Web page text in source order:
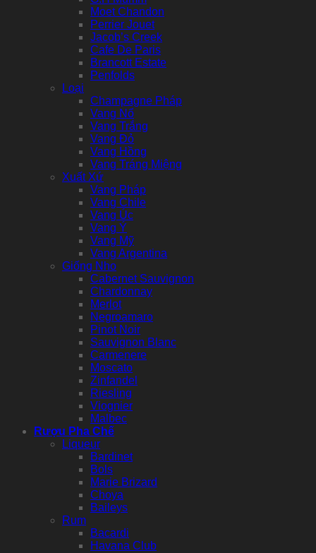
Moet Chandon
Perrier Jouet
Jacob’s Creek
Cafe De Paris
Brancott Estate
Penfolds
Loại
Champagne Pháp
Vang Nổ
Vang Trắng
Vang Đỏ
Vang Hồng
Vang Tráng Miệng
Xuất Xứ
Vang Pháp
Vang Chile
Vang Úc
Vang Ý
Vang Mỹ
Vang Argentina
Giống Nho
Cabernet Sauvignon
Chardonnay
Merlot
Negroamaro
Pinot Noir
Sauvignon Blanc
Carmenere
Moscato
Zinfandel
Riesling
Viognier
Malbec
Rượu Pha Chế
Liqueur
Bardinet
Bols
Marie Brizard
Choya
Baileys
Rum
Bacardi
Havana Club